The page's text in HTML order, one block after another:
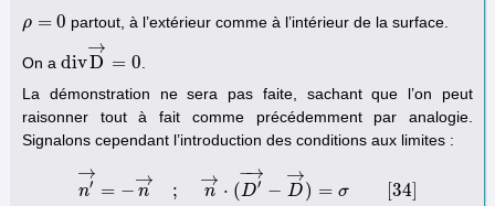
ρ = 0
ρ=0 partout, à l’extérieur comme à l’intérieur de la surface.
On a divD
→
= 0
divD→ =0
La démonstration ne sera pas faite, sachant que l’on peut
raisonner tout à fait comme précédemment par analogie.
Signalons cependant l’introduction des conditions aux limites :
n′
→
= − n
→
; n
→
⋅ (D′
−→
− D
→
) = σ [34
n′→ − →;n → ⋅(D′→− D→) =σ 34